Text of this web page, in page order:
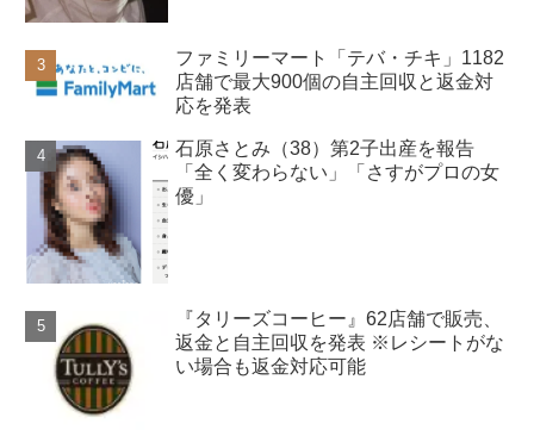
ファミリーマート「テバ・チキ」1182
店舗で最大900個の自主回収と返金対
応を発表
石原さとみ（38）第2子出産を報告
「全く変わらない」「さすがプロの女
優」
『タリーズコーヒー』62店舗で販売、
返金と自主回収を発表 ※レシートがな
い場合も返金対応可能